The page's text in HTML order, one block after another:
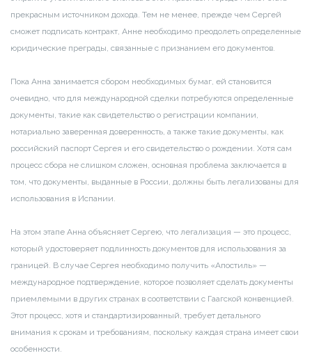
прекрасным источником дохода. Тем не менее, прежде чем Сергей
сможет подписать контракт, Анне необходимо преодолеть определенные
юридические преграды, связанные с признанием его документов.
Пока Анна занимается сбором необходимых бумаг, ей становится
очевидно, что для международной сделки потребуются определенные
документы, такие как свидетельство о регистрации компании,
нотариально заверенная доверенность, а также такие документы, как
российский паспорт Сергея и его свидетельство о рождении. Хотя сам
процесс сбора не слишком сложен, основная проблема заключается в
том, что документы, выданные в России, должны быть легализованы для
использования в Испании.
На этом этапе Анна объясняет Сергею, что легализация — это процесс,
который удостоверяет подлинность документов для использования за
границей. В случае Сергея необходимо получить «Апостиль» —
международное подтверждение, которое позволяет сделать документы
приемлемыми в других странах в соответствии с Гаагской конвенцией.
Этот процесс, хотя и стандартизированный, требует детального
внимания к срокам и требованиям, поскольку каждая страна имеет свои
особенности.